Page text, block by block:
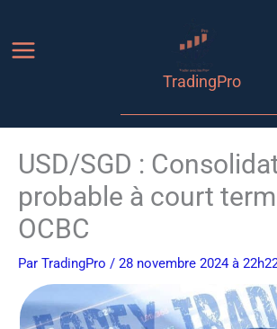
contenu
TradingPro
USD/SGD :
probable à court
OCBC
Par TradingPro / 28 novembre 2024 à